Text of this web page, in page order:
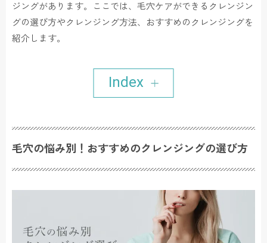
ジングがあります。ここでは、毛穴ケアができるクレンジン
グの選び方やクレンジング方法、おすすめのクレンジングを
紹介します。
Index
毛穴の悩み別！おすすめのクレンジングの選び方